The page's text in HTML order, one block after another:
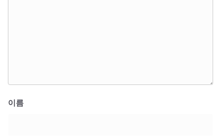
이름